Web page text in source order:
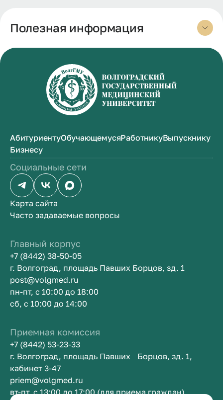
Полезная информация
АбитуриентуОбучающемусяРаботникуВыпускнику
Бизнесу
Социальные сети
Карта сайта
Часто задаваемые вопросы
Главный корпус
+7 (8442) 38-50-05
г. Волгоград, площадь Павших Борцов, зд. 1
post@volgmed.ru
пн-пт, с 10:00 до 18:00
сб, с 10:00 до 14:00
Приемная комиссия
+7 (8442) 53-23-33
г. Волгоград, площадь Павших Борцов, зд. 1,
кабинет 3-47
priem@volgmed.ru
вт-пт, с 13:00 до 17:00 (для приема граждан)